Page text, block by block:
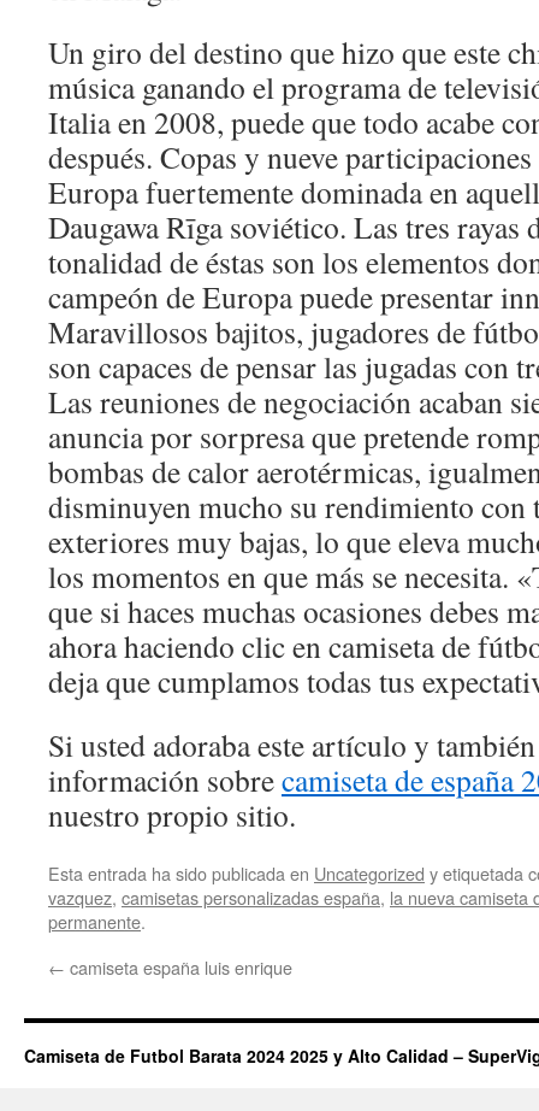
Un giro del destino que hizo que este
música ganando el programa de
Italia en 2008, puede que todo acabe
después. Copas y nueve
Europa fuertemente dominada en
Daugawa Rīga soviético. Las tres rayas
tonalidad de éstas son los elementos
campeón de Europa puede presentar
Maravillosos bajitos, jugadores de
son capaces de pensar las jugadas con
Las reuniones de negociación acaban
anuncia por sorpresa que pretende
bombas de calor aerotérmicas,
disminuyen mucho su rendimiento con
exteriores muy bajas, lo que eleva
los momentos en que más se necesita.
que si haces muchas ocasiones debes
ahora haciendo clic en camiseta de
deja que cumplamos todas tus
Si usted adoraba este artículo y
información sobrecamiseta de españa
nuestro propio sitio.
Esta entrada ha sido publicada en Uncategorized y etiquetada
vazquez, camisetas personalizadas españa, la nueva camiseta
permanente.
← camiseta españa luis enrique
Camiseta de Futbol Barata 2024 2025 y Alto Calidad –